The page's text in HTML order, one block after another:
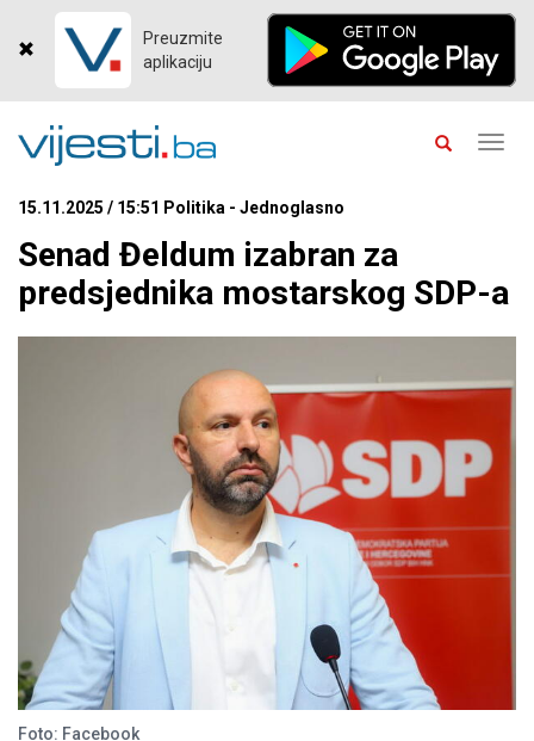
Preuzmite
aplikaciju
15.11.2025 / 15:51 Politika - Jednoglasno
Senad Đeldum izabran za
predsjednika mostarskog SDP-a
Foto: Facebook